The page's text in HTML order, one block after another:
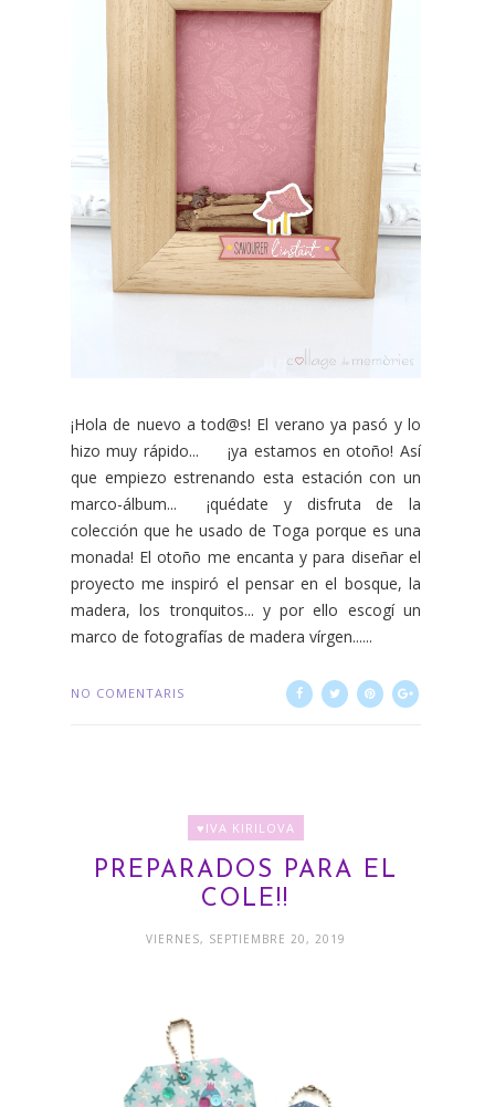
¡Hola de nuevo a tod@s! El verano ya pasó y lo
hizo muy rápido... ¡ya estamos en otoño! Así
que empiezo estrenando esta estación con un
marco-álbum... ¡quédate y disfruta de la
colección que he usado de Toga porque es una
monada! El otoño me encanta y para diseñar el
proyecto me inspiró el pensar en el bosque, la
madera, los tronquitos... y por ello escogí un
marco de fotografías de madera vírgen......
NO COMENTARIS
♥IVA KIRILOVA
PREPARADOS PARA EL
COLE!!
VIERNES, SEPTIEMBRE 20, 2019